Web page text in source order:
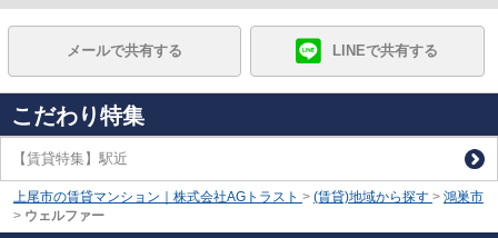
メールで共有する LINEで共有する
こだわり特集
【賃貸特集】駅近
上尾市の賃貸マンション｜株式会社AGトラスト > (賃貸)地域から探す > 鴻巣市
> ウェルファー